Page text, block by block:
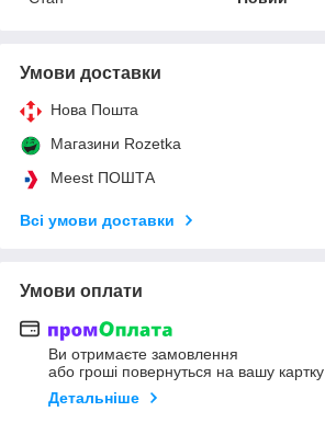
Умови доставки
Нова Пошта
Магазини Rozetka
Meest ПОШТА
Всі умови доставки
Умови оплати
Ви отримаєте замовлення
або гроші повернуться на вашу картку
Детальніше